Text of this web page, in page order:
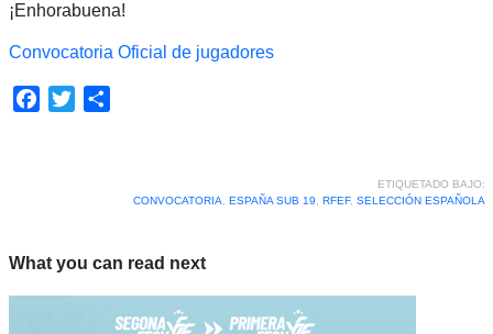
¡Enhorabuena!
Convocatoria Oficial de jugadores
Facebook
Twitter
ETIQUETADO BAJO:
CONVOCATORIA, ESPAÑA SUB 19, RFEF, SELECCIÓN ESPAÑOLA
What you can read next